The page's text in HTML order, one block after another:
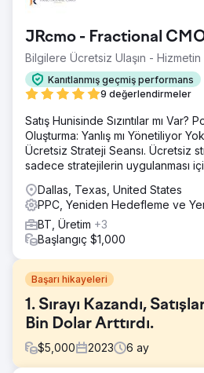
JRcmo - Fractional
Bilgilere Ücretsiz Ulaşın - Hizmetin
Kanıtlanmış geçmiş performans
9 değerlendirmeler
Satış Hunisinde Sızıntılar mı Var?
Oluşturma: Yanlış mı Yönetiliyor
Ücretsiz Strateji Seansı. Ücretsiz
sadece stratejilerin uygulanması
Dallas, Texas, United States
PPC, Yeniden Hedefleme ve
BT, Üretim +3
Başlangıç $1,000
Başarı hikayeleri
1. Sırayı Kazandı,
Bin Dolar Arttırdı.
$5,000 2023 6 ay